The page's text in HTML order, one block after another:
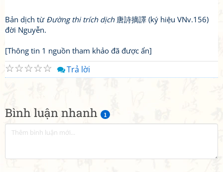
Bình luận nhanh 1
Bản dịch từ Đường thi trích dịch唐詩摘譯 (ký hiệu VNv.156)
đời Nguyễn.
[Thông tin 1 nguồn tham khảo đã được ẩn]
☆
☆
☆
☆
☆ Trả lời